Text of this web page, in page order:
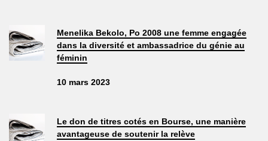
Menelika Bekolo, Po 2008 une femme engagée
dans la diversité et ambassadrice du génie au
féminin
10 mars 2023
Le don de titres cotés en Bourse, une manière
avantageuse de soutenir la relève